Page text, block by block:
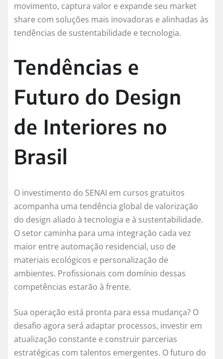
movimento, captura valor e expande seu market
share com soluções mais inovadoras e alinhadas às
tendências de sustentabilidade e tecnologia.
Tendências e
Futuro do Design
de Interiores no
Brasil
O investimento do SENAI em cursos gratuitos
acompanha uma tendência global de valorização
do design aliado à tecnologia e à sustentabilidade.
O setor caminha para uma integração cada vez
maior entre automação residencial, uso de
materiais ecológicos e personalização de
ambientes. Profissionais com domínio dessas
competências estarão à frente.
Sua operação está pronta para essa mudança? O
desafio agora será adaptar processos, investir em
atualização constante e construir parcerias
estratégicas com talentos emergentes. O futuro do